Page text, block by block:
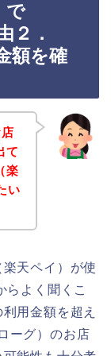
で
２．
額を確
て
楽
い
天ペイ）が使
らよく聞くこ
用金額を超え
ーグ）のお店